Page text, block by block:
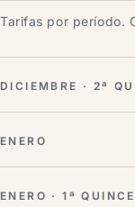
Tarifas por período.
DICIEMBRE · 2ª
ENERO
ENERO · 1ª